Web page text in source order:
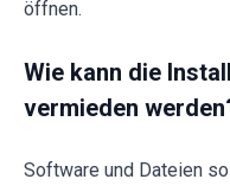
öffnen.
Wie kann die
vermieden
Software und Dateien